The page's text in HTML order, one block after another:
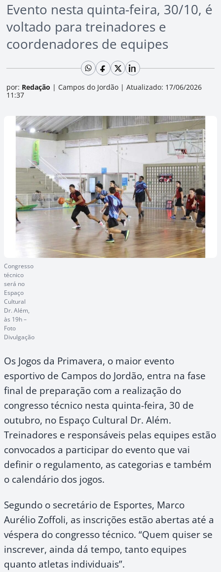
Evento nesta quinta-feira, 30/10, é
voltado para treinadores e
coordenadores de equipes
por: Redação | Campos do Jordão | Atualizado: 17/06/2026
11:37
Congresso
técnico
será no
Espaço
Cultural
Dr. Além,
às 19h –
Foto
Divulgação
Os Jogos da Primavera, o maior evento
esportivo de Campos do Jordão, entra na fase
final de preparação com a realização do
congresso técnico nesta quinta-feira, 30 de
outubro, no Espaço Cultural Dr. Além.
Treinadores e responsáveis pelas equipes estão
convocados a participar do evento que vai
definir o regulamento, as categorias e também
o calendário dos jogos.
Segundo o secretário de Esportes, Marco
Aurélio Zoffoli, as inscrições estão abertas até a
véspera do congresso técnico. “Quem quiser se
inscrever, ainda dá tempo, tanto equipes
quanto atletas individuais”.